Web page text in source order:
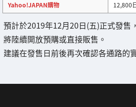
Yahoo!JAPAN購物
12,800
預計於2019年12月20日(五)正式發售
將陸續開放預購或直接販售。
建議在發售日前後再次確認各通路的